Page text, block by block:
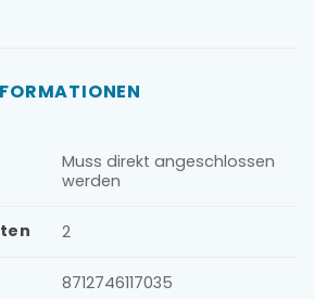
Muss direkt angeschlossen
werden
2
8712746117035